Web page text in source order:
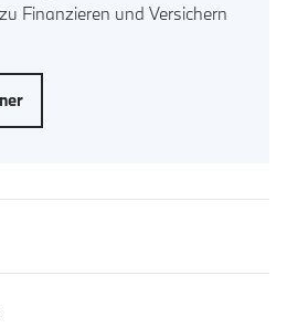
Finanzieren und Versichern